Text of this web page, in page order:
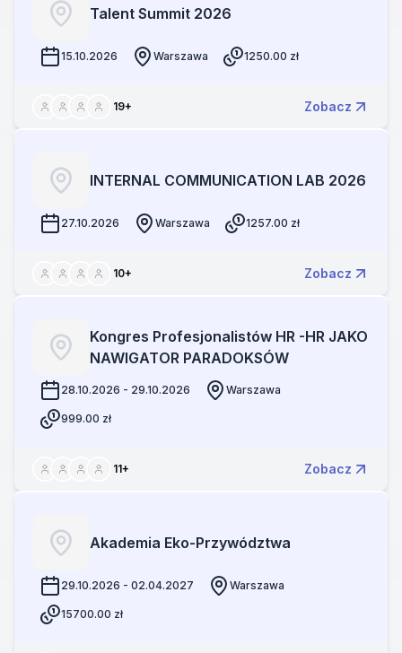
Talent Summit 2026
15.10.2026 Warszawa 1250.00 zł
19+ Zobacz
INTERNAL COMMUNICATION LAB 2026
27.10.2026 Warszawa 1257.00 zł
10+ Zobacz
Kongres Profesjonalistów HR -HR JAKO
NAWIGATOR PARADOKSÓW
28.10.2026 - 29.10.2026 Warszawa
999.00 zł
11+ Zobacz
Akademia Eko-Przywództwa
29.10.2026 - 02.04.2027 Warszawa
15700.00 zł